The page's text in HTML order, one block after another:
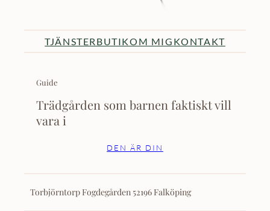
TJÄNSTER BUTIKOM MIG KONTAKT
Guide
Trädgården som barnen faktiskt vill
vara i
DEN ÄR DIN
Torbjörntorp Fogdegården 52196 Falköping